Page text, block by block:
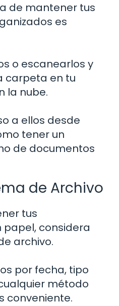
de mantener tus
es
o escanearlos y
carpeta en tu
la nube.
a ellos desde
tener un
de documentos
de Archivo
tus
considera
archivo.
por fecha, tipo
método
conveniente.